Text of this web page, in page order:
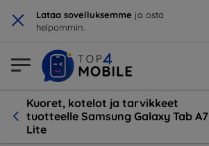
× Lataa sovelluksemme ja osta
helpommin.
Kuoret, kotelot ja tarvikkeet
tuotteelle Samsung Galaxy Tab A7
Lite